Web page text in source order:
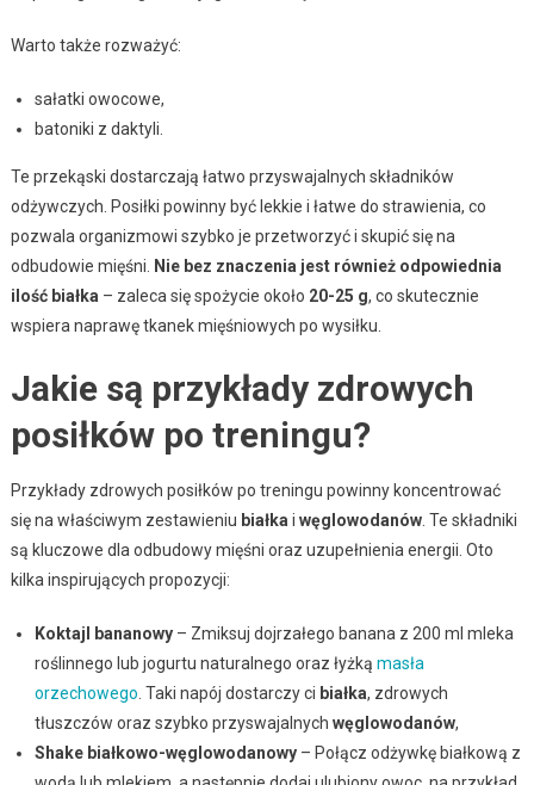
Warto także rozważyć:
sałatki owocowe,
batoniki z daktyli.
Te przekąski dostarczają łatwo przyswajalnych składników
odżywczych. Posiłki powinny być lekkie i łatwe do strawienia, co
pozwala organizmowi szybko je przetworzyć i skupić się na
odbudowie mięśni. Nie bez znaczenia jest również odpowiednia
ilość białka– zaleca się spożycie około 20-25 g, co skutecznie
wspiera naprawę tkanek mięśniowych po wysiłku.
Jakie są przykłady zdrowych
posiłków po treningu?
Przykłady zdrowych posiłków po treningu powinny koncentrować
się na właściwym zestawieniu białkai węglowodanów. Te składniki
są kluczowe dla odbudowy mięśni oraz uzupełnienia energii. Oto
kilka inspirujących propozycji:
Koktajl bananowy– Zmiksuj dojrzałego banana z 200 ml mleka
roślinnego lub jogurtu naturalnego oraz łyżką masła
orzechowego. Taki napój dostarczy ci białka, zdrowych
tłuszczów oraz szybko przyswajalnych węglowodanów,
Shake białkowo-węglowodanowy– Połącz odżywkę białkową z